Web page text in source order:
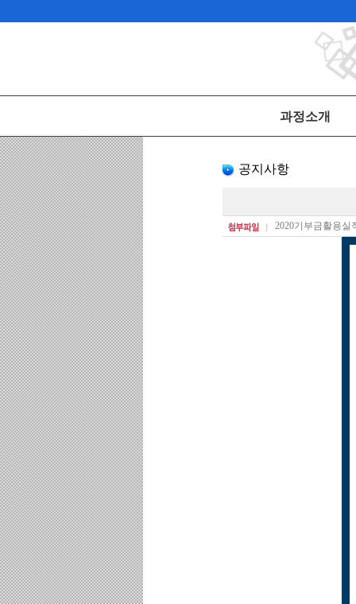
과정소개
공지사항
2020기부금활용실